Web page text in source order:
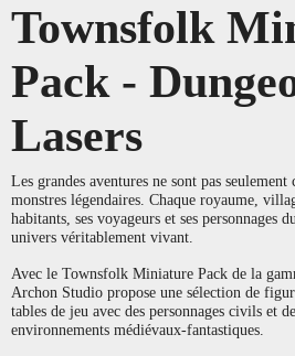
Townsfolk
Pack -
Lasers
Les grandes aventures ne sont pas seulement
monstres légendaires. Chaque royaume,
habitants, ses voyageurs et ses personnages
univers véritablement vivant.
Avec le Townsfolk Miniature Pack de la
Archon Studio propose une sélection de
tables de jeu avec des personnages civils et
environnements médiévaux-fantastiques.